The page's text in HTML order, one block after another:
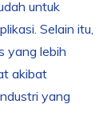
untuk
Selain itu,
yang lebih
akibat
yang